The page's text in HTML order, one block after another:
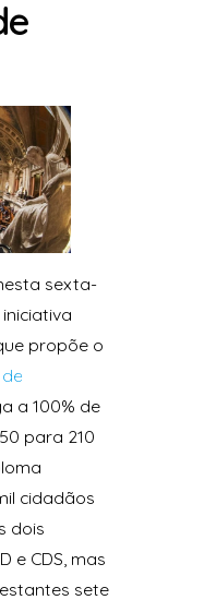
sexta-
propõe o
a 100% de
para 210
cidadãos
dois
e CDS, mas
sete